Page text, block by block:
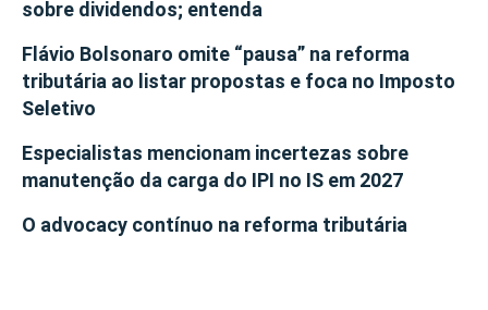
sobre dividendos; entenda
Flávio Bolsonaro omite “pausa” na reforma
tributária ao listar propostas e foca no Imposto
Seletivo
Especialistas mencionam incertezas sobre
manutenção da carga do IPI no IS em 2027
O advocacy contínuo na reforma tributária